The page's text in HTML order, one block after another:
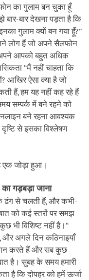
का गुलाम बन चुका हूँ
बार-बार देखना पड़ता है कि
गुलाम क्यों बन गया हूँ?”
लोग हैं जो अपने सैलफोन
अपने आपको बहुत अधिक
“मैं नहीं चाहता कि
आखिर ऐसा क्या है जो
हैं, हम यह नहीं कह रहे हैं
सम्पर्क में बने रहने को
बने रहना आवश्यक
से इसका विश्लेषण
एक जोड़ा हुआ।
गड़बड़ा जाना
ढंग से चलती हैं, और कभी-
को कई स्तरों पर समझ
भी विशिष्ट नहीं है।“
और अगले दिन कठिनाइयाँ
करते हैं और सब कुछ
है। सुबह के समय हमारी
है कि दोपहर को हमें ऊर्जा